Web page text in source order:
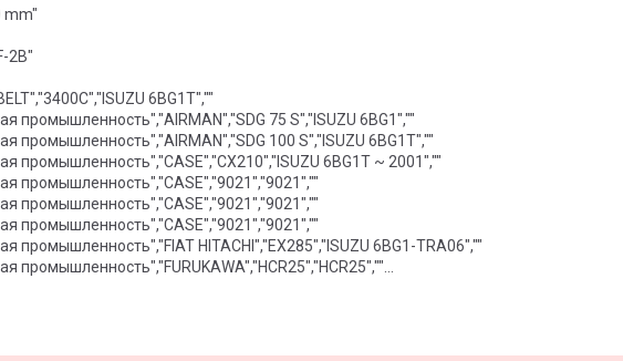
mm"
2B"
6BG1T",""
промышленность","AIRMAN","SDG 75 S","ISUZU 6BG1",""
промышленность","AIRMAN","SDG 100 S","ISUZU 6BG1T",""
промышленность","CASE","CX210","ISUZU 6BG1T ~ 2001",""
промышленность","CASE","9021","9021",""
промышленность","CASE","9021","9021",""
промышленность","CASE","9021","9021",""
промышленность","FIAT HITACHI","EX285","ISUZU 6BG1-TRA06",""
промышленность","FURUKAWA","HCR25","HCR25",""
6BG1-TRA06 TIER 2",""